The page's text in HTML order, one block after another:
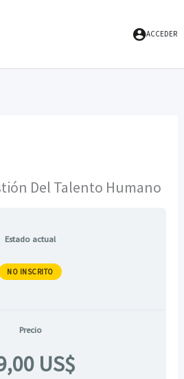
ACCEDER
Del Talento Humano
Estado actual
NO INSCRITO
Precio
US$